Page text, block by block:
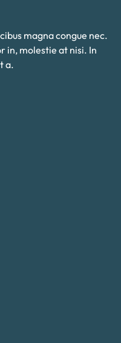
magna congue nec.
in, molestie at nisi. In
a.